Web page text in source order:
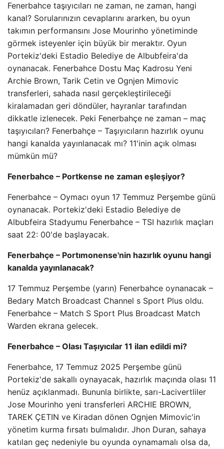
Fenerbahce taşıyıcıları ne zaman, ne zaman, hangi
kanal? Sorularınızın cevaplarını ararken, bu oyun
takımın performansını Jose Mourinho yönetiminde
görmek isteyenler için büyük bir meraktır. Oyun
Portekiz'deki Estadio Belediye de Albubfeira'da
oynanacak. Fenerbahce Dostu Maç Kadrosu Yeni
Archie Brown, Tarik Cetin ve Ognjen Mimovic
transferleri, sahada nasıl gerçekleştirileceği
kiralamadan geri döndüler, hayranlar tarafından
dikkatle izlenecek. Peki Fenerbahçe ne zaman – maç
taşıyıcıları? Fenerbahçe – Taşıyıcıların hazırlık oyunu
hangi kanalda yayınlanacak mı? 11'inin açık olması
mümkün mü?
Fenerbahce – Portkense ne zaman eşleşiyor?
Fenerbahce – Oymacı oyun 17 Temmuz Perşembe günü
oynanacak. Portekiz'deki Estadio Belediye de
Albubfeira Stadyumu Fenerbahce – TSI hazırlık maçları
saat 22: 00'de başlayacak.
Fenerbahçe – Portımonense'nin hazırlık oyunu hangi
kanalda yayınlanacak?
17 Temmuz Perşembe (yarın) Fenerbahce oynanacak –
Bedary Match Broadcast Channel s Sport Plus oldu.
Fenerbahce – Match S Sport Plus Broadcast Match
Warden ekrana gelecek.
Fenerbahce – Olası Taşıyıcılar 11 ilan edildi mi?
Fenerbahce, 17 Temmuz 2025 Perşembe günü
Portekiz'de sakallı oynayacak, hazırlık maçında olası 11
henüz açıklanmadı. Bununla birlikte, sarı-Lacivertliler
Jose Mourinho yeni transferleri ARCHIE BROWN,
TAREK ÇETIN ve Kiradan dönen Ognjen Mimovic'in
yönetim kurma fırsatı bulmalıdır. Jhon Duran, sahaya
katılan geç nedeniyle bu oyunda oynamamalı olsa da,